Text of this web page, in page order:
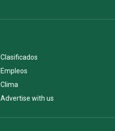
Clasificados
Empleos
Clima
Advertise with us